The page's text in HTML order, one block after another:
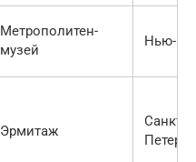
Метрополитен-
музей
Нью-
Эрмитаж
Санкт-